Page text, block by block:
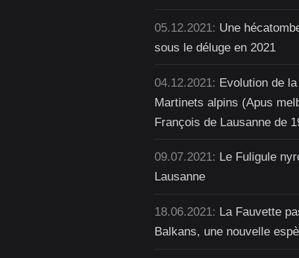
05.12.2021: Une
sous le déluge en 2021
04.12.2021: Evolution de
Martinets alpins (Apus
François de Lausanne de
09.07.2021: Le Fuligule
Lausanne
18.06.2021: La Fauvette
Balkans, une nouvelle